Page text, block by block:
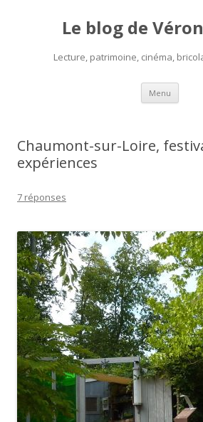
Le blog de
Lecture, patrimoine, cinéma,
Menu Aller
Chaumont-sur-Loire,
expériences
7 réponses